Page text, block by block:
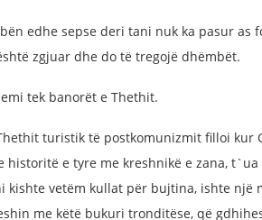
edhe sepse deri tani nuk ka pasur
zgjuar dhe do të tregojë dhëmbët.
tek banorët e Thethit.
turistik të postkomunizmit filloi kur
historitë e tyre me kreshnikë e zana,
kishte vetëm kullat për bujtina, ishte
me këtë bukuri tronditëse, që